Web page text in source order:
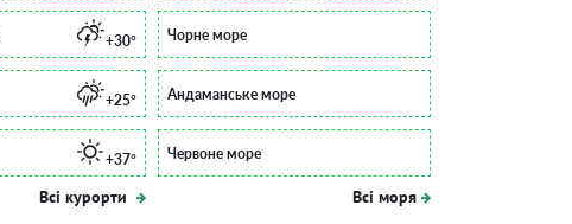
+30°
+25°
+37°
Всі курорти
Чорне море
Андаманське море
Червоне море
Всі моря